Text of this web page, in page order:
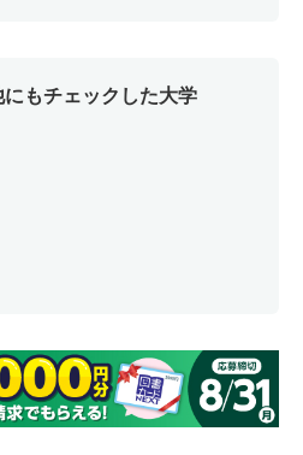
もチェックした大学